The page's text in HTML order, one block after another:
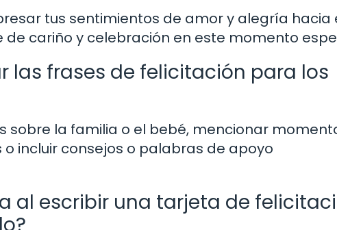
tus sentimientos de amor y alegría hacia
cariño y celebración en este momento
las frases de felicitación para los
sobre la familia o el bebé, mencionar
incluir consejos o palabras de apoyo
al escribir una tarjeta de